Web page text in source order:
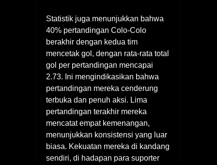
Statistik juga menunjukkan bahwa
40% pertandingan Colo-Colo
berakhir dengan kedua tim
mencetak gol, dengan rata-rata total
gol per pertandingan mencapai
2.73. Ini mengindikasikan bahwa
pertandingan mereka cenderung
terbuka dan penuh aksi. Lima
pertandingan terakhir mereka
mencatat empat kemenangan,
menunjukkan konsistensi yang luar
biasa. Kekuatan mereka di kandang
sendiri, di hadapan para suporter